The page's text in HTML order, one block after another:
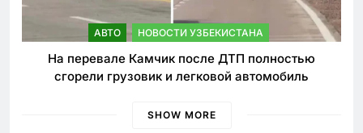
АВТО НОВОСТИ УЗБЕКИСТАНА
На перевале Камчик после ДТП полностью
сгорели грузовик и легковой автомобиль
SHOW MORE